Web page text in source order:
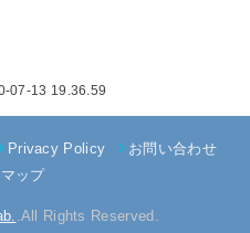
07-13 19.36.59
Privacy Policy
お問い合わせ
ップ
.All Rights Reserved.